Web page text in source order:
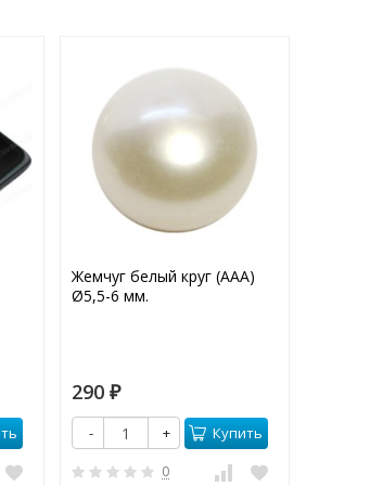
Жемчуг белый круг (ААА)
Ø5,5-6 мм.
290 ₽
- + Купить
0